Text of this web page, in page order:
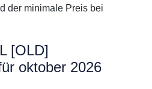
der minimale Preis bei
[OLD]
oktober 2026